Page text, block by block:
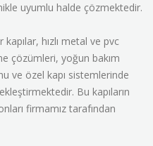
uyumlu halde çözmektedir.
hızlı metal ve pvc
çözümleri, yoğun bakım
ve özel kapı sistemlerinde
Bu kapıların
firmamız tarafından